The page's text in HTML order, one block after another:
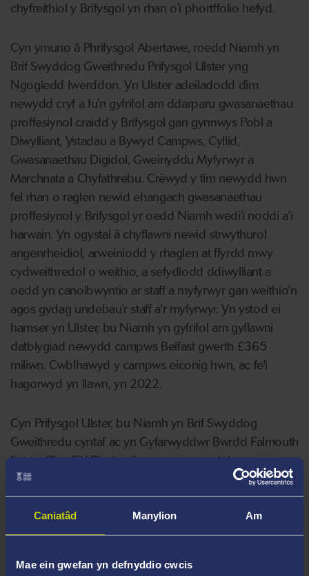
Caniatâd Manylion Am
Mae ein gwefan yn defnyddio cwcis
chyfreithiol y Brifysgol yn rhan o'i phortffolio hefyd.
Cyn ymuno â Phrifysgol Abertawe, roedd Niamh yn
Brif Swyddog Gweithredu Prifysgol Ulster yng
Ngogledd Iwerddon. Yn Ulster adeiladodd dîm
newydd cryf a fu'n gyfrifol am ddarparu gwasanaethau
proffesiynol craidd y Brifysgol gan gynnwys Pobl a
Diwylliant, Ystadau a Bywyd Campws, Cyllid,
Gwasanaethau Digidol, Gweinyddu Myfyrwyr a
Marchnata a Chyfathrebu. Crëwyd y tîm newydd hwn
fel rhan o raglen newid ehangach gwasanaethau
proffesiynol y Brifysgol yr oedd Niamh wedi'i noddi a'i
harwain. Yn ogystal â chyflawni newid strwythurol
angenrheidiol, arweiniodd y rhaglen at ffyrdd mwy
cydweithredol o weithio, a sefydlodd ddiwylliant a
oedd yn canolbwyntio ar staff a myfyrwyr gan weithio'n
agos gydag undebau'r staff a'r myfyrwyr. Yn ystod ei
hamser yn Ulster, bu Niamh yn gyfrifol am gyflawni
datblygiad newydd campws Belfast gwerth £365
miliwn. Cwblhawyd y campws eiconig hwn, ac fe'i
hagorwyd yn llawn, yn 2022.
Cyn Prifysgol Ulster, bu Niamh yn Brif Swyddog
Gweithredu cyntaf ac yn Gyfarwyddwr Bwrdd Falmouth
Exeter Plus (FX Plus), sef menter ar y cyd rhwng
Prifysgol Falmouth a Phrifysgol Caerwysg. Yn y swydd
hon, bu'n gyfrifol am ddarparu portffolio eang o
wasanaethau proffesiynol a rennir ar gyfer y ddwy
brifysgol ar draws tri champws yng Nghernyw. O dan
rhagweithiol gan y gwasanaethau proffesiynol â staff